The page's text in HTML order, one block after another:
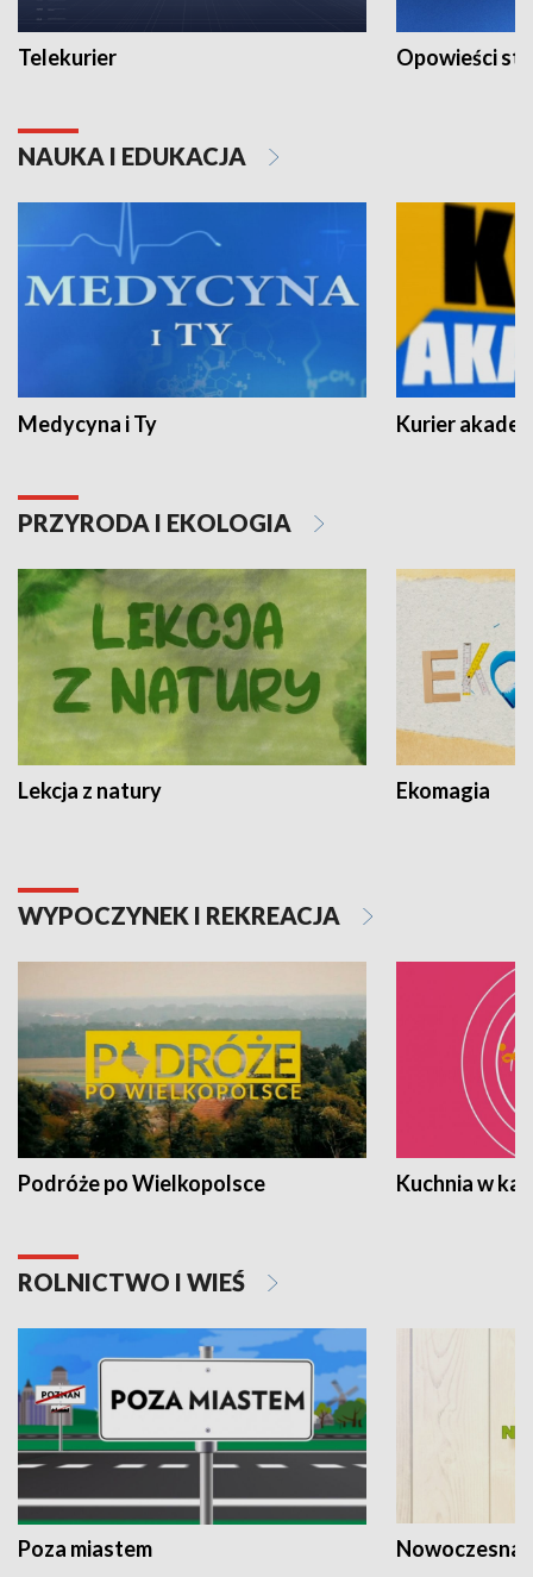
Telekurier Opowieści
NAUKA I EDUKACJA
Medycyna i Ty Kurier
PRZYRODA I EKOLOGIA
Lekcja z natury Ekomagia
WYPOCZYNEK I REKREACJA
Podróże po Wielkopolsce Kuchnia w
ROLNICTWO I WIEŚ
Poza miastem Nowoczesna